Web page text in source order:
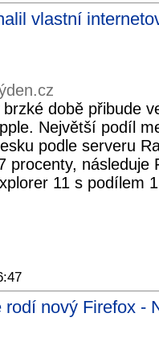
vlastní
brzké době přibude
Největší podíl
podle serveru
procenty, následuje
11 s podílem
rodí nový Firefox -